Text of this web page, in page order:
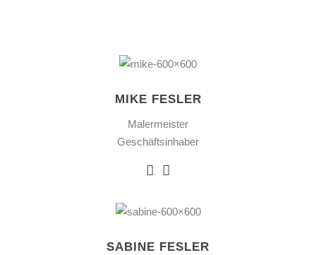
MIKE FESLER
Malermeister
Geschäftsinhaber
SABINE FESLER